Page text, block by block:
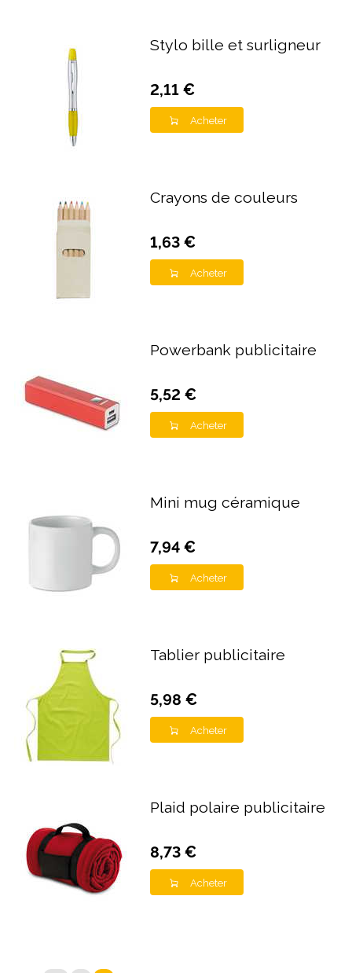
Stylo bille et surligneur
2,11 €
Acheter
Crayons de couleurs
1,63 €
Acheter
Powerbank publicitaire
5,52 €
Acheter
Mini mug céramique
7,94 €
Acheter
Tablier publicitaire
5,98 €
Acheter
Plaid polaire publicitaire
8,73 €
Acheter